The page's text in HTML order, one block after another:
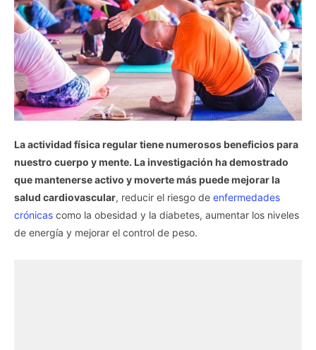
La actividad física regular tiene numerosos beneficios para
nuestro cuerpo y mente. La investigación ha demostrado
que mantenerse activo y moverte más puede mejorar la
salud cardiovascular, reducir el riesgo de enfermedades
crónicas como la obesidad y la diabetes, aumentar los niveles
de energía y mejorar el control de peso.